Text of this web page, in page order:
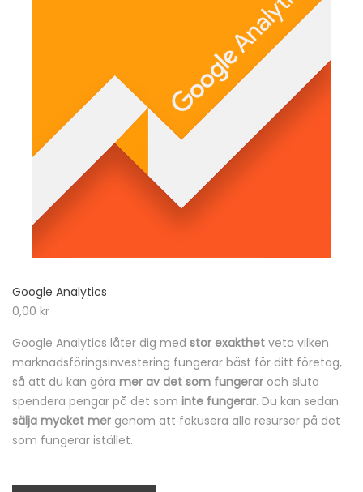
Google Analytics
0,00 kr
Google Analytics låter dig med stor exakthet veta vilken
marknadsföringsinvestering fungerar bäst för ditt företag,
så att du kan göra mer av det som fungerar och sluta
spendera pengar på det som inte fungerar. Du kan sedan
sälja mycket mer genom att fokusera alla resurser på det
som fungerar istället.